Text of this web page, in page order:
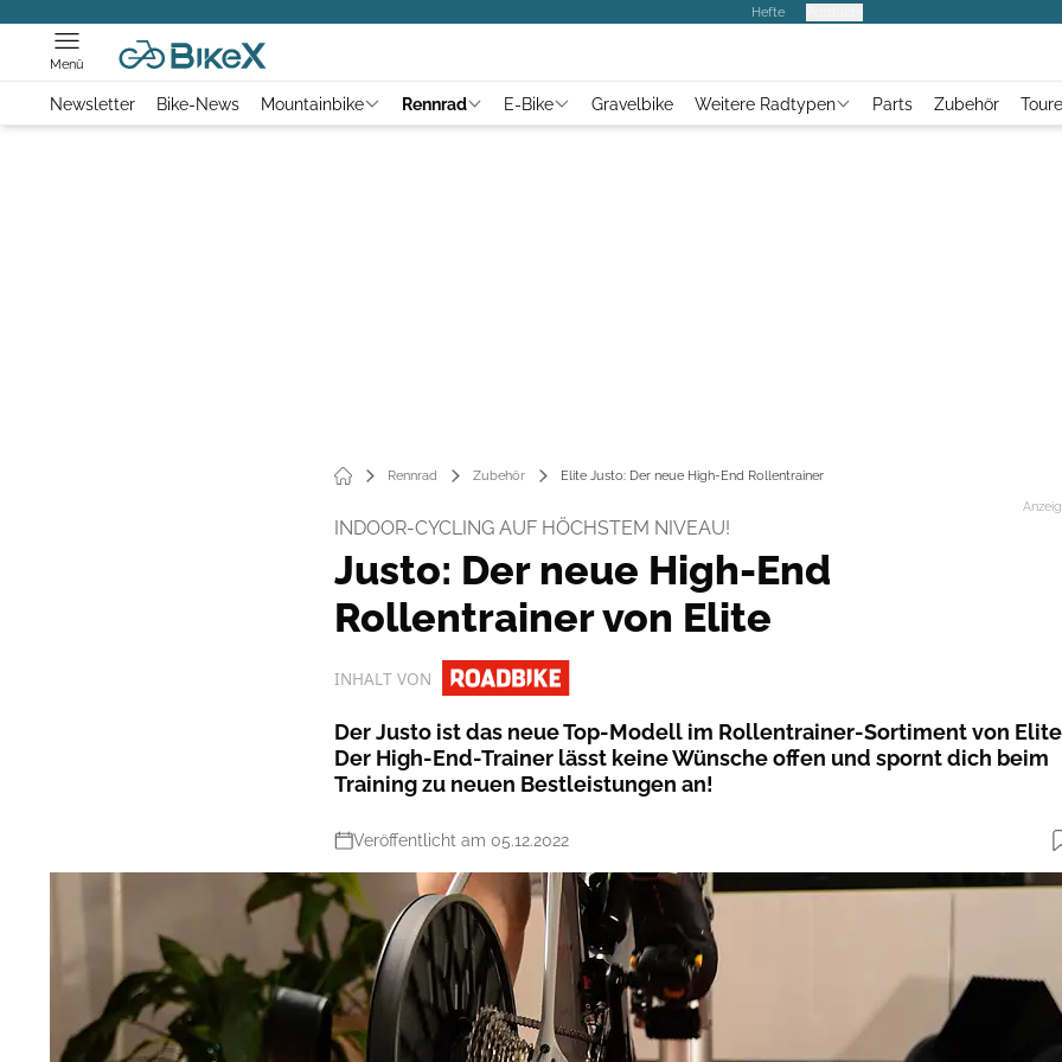
Hefte
Menü
Newsletter Bike-News Mountainbike Rennrad E-Bike Gravelbike Weitere Radtypen Parts Zubehör
Rennrad Zubehör
Elite Justo: Der neue High-End Rollentrainer
INDOOR-CYCLING AUF HÖCHSTEM NIVEAU!
Justo: Der neue High-End
Rollentrainer von Elite
INHALT VON
Der Justo ist das neue Top-Modell im Rollentrainer-Sortiment von
Der High-End-Trainer lässt keine Wünsche offen und spornt dich beim
Training zu neuen Bestleistungen an!
Veröffentlicht am 05.12.2022